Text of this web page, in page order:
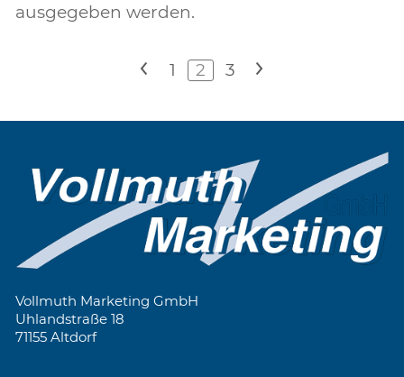
ausgegeben werden.
< 1 2 3 >
Vollmuth Marketing GmbH
Uhlandstraße 18
71155 Altdorf